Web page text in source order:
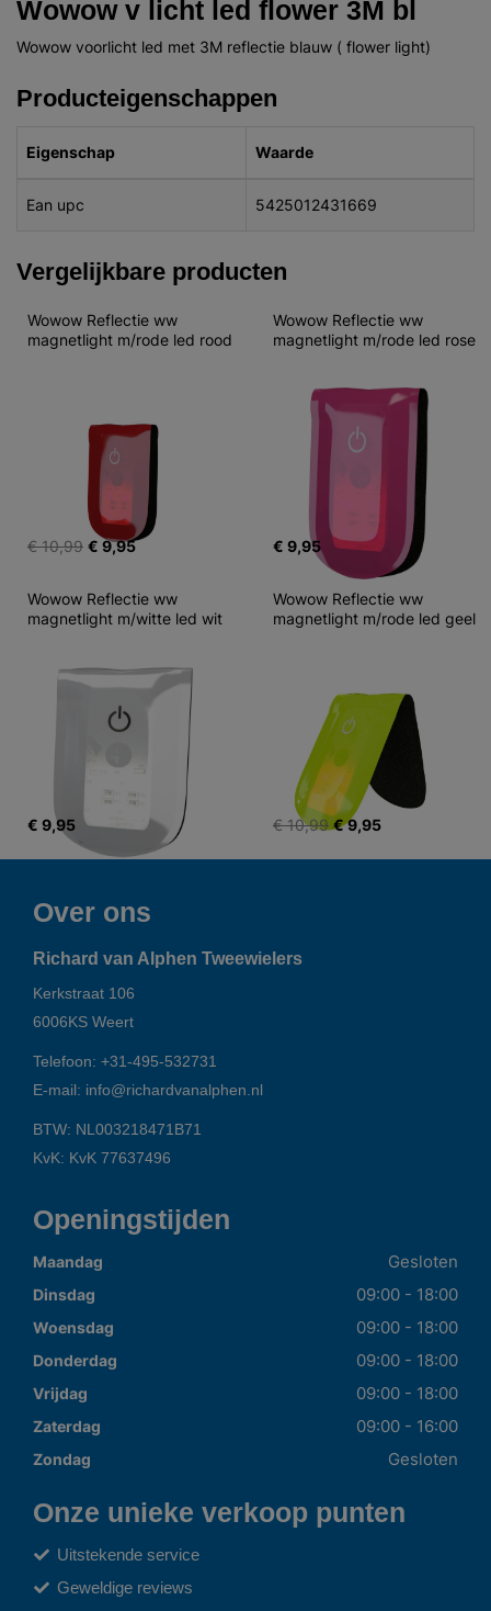
Wowow v licht led flower 3M bl
Wowow voorlicht led met 3M reflectie blauw ( flower light)
Producteigenschappen
Eigenschap Waarde
Ean upc 5425012431669
Vergelijkbare producten
Wowow Reflectie ww
magnetlight m/rode led rood
€ 10,99 € 9,95
Wowow Reflectie ww
magnetlight m/rode led rose
€ 9,95
Wowow Reflectie ww
magnetlight m/witte led wit
€ 9,95
Wowow Reflectie ww
magnetlight m/rode led geel
€ 10,99 € 9,95
Over ons
Richard van Alphen Tweewielers
Kerkstraat 106
6006KS Weert
Telefoon: +31-495-532731
E-mail: info@richardvanalphen.nl
BTW: NL003218471B71
KvK: KvK 77637496
Openingstijden
Maandag Gesloten
Dinsdag 09:00 - 18:00
Woensdag 09:00 - 18:00
Donderdag 09:00 - 18:00
Vrijdag 09:00 - 18:00
Zaterdag 09:00 - 16:00
Zondag Gesloten
Onze unieke verkoop punten
Uitstekende service
Geweldige reviews